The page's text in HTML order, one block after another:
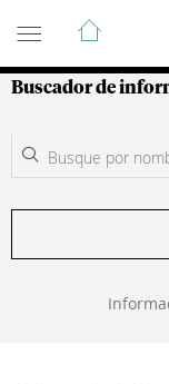
Guía de
Buscador de